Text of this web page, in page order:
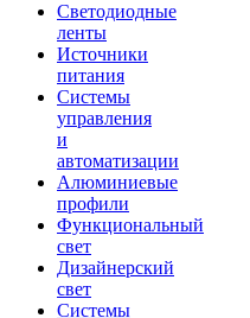
Светодиодные
ленты
Источники
питания
Системы
управления
и
автоматизации
Алюминиевые
профили
Функциональный
свет
Дизайнерский
свет
Системы